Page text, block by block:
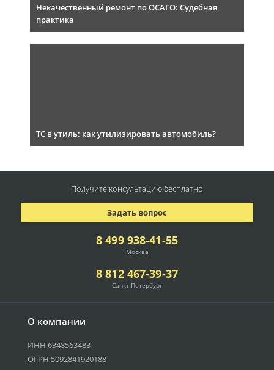
Некачественный ремонт по ОСАГО: Судебная
практика
ТС в утиль: как утилизировать автомобиль?
О компании
ИНН 6348563483
ОГРН 5092841920188
8 499 938-41-55
Москва
8 812 467-39-37
Санкт-Петербург
Задать вопрос
Получите консультациюбесплатно